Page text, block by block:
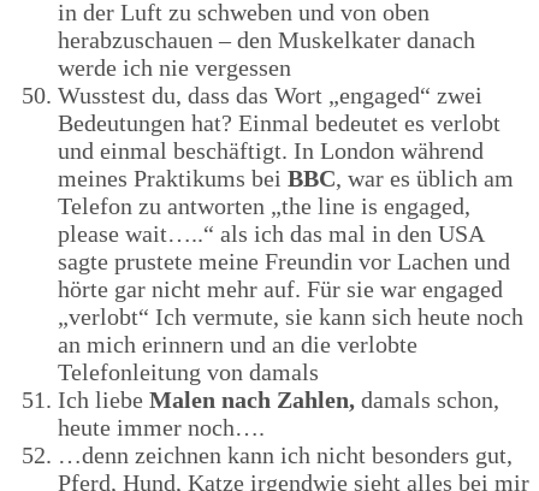
in der Luft zu schweben und von oben
herabzuschauen – den Muskelkater danach
werde ich nie vergessen
Wusstest du, dass das Wort „engaged“ zwei
Bedeutungen hat? Einmal bedeutet es verlobt
und einmal beschäftigt. In London während
meines Praktikums bei BBC, war es üblich am
Telefon zu antworten „the line is engaged,
please wait…..“ als ich das mal in den USA
sagte prustete meine Freundin vor Lachen und
hörte gar nicht mehr auf. Für sie war engaged
„verlobt“ Ich vermute, sie kann sich heute noch
an mich erinnern und an die verlobte
Telefonleitung von damals
Ich liebe Malen nach Zahlen, damals schon,
heute immer noch….
…denn zeichnen kann ich nicht besonders gut,
Pferd, Hund, Katze irgendwie sieht alles bei mir